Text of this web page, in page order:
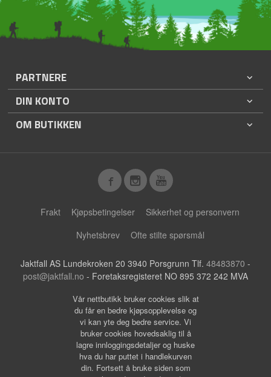
PARTNERE
DIN KONTO
OM BUTIKKEN
Frakt Kjøpsbetingelser
Sikkerhet og personvern
Nyhetsbrev
Ofte stilte spørsmål
Jaktfall AS Lundekroken 20 3940 Porsgrunn Tlf. 48483870 -
post@jaktfall.no - Foretaksregisteret NO 895 372 242 MVA
Vår nettbutikk bruker cookies slik at
du får en bedre kjøpsopplevelse og
vi kan yte deg bedre service. Vi
bruker cookies hovedsaklig til å
lagre innloggingsdetaljer og huske
hva du har puttet i handlekurven
din. Fortsett å bruke siden som